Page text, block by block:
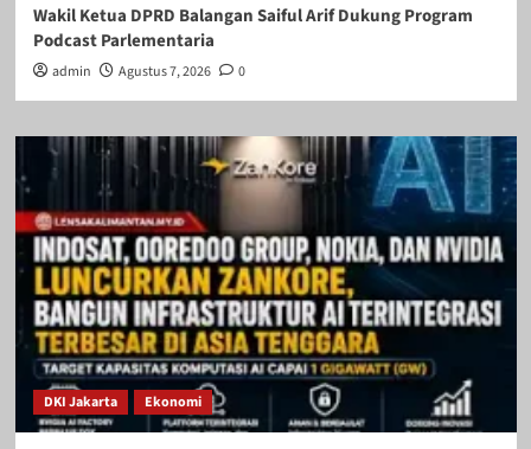
Wakil Ketua DPRD Balangan Saiful Arif Dukung Program
Podcast Parlementaria
admin Agustus 7, 2026 0
DKI Jakarta Ekonomi